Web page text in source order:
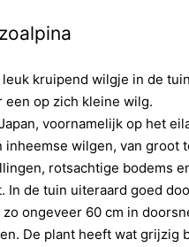
kruipend wilgje in de
een op zich kleine wilg.
voornamelijk op het
wilgen, van
rotsachtige bodems
In de tuin uiteraard goed
ongeveer 60 cm in
De plant heeft wat grijzig